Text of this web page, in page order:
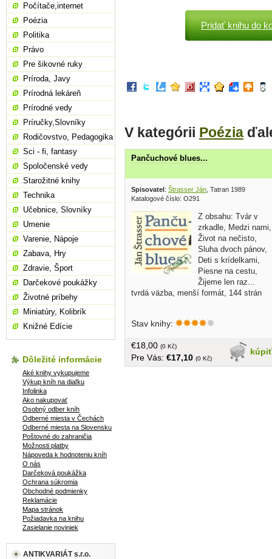
Pridať knihu do
V kategórii Poézia
Pančuchové blues...
Spisovatel: Štrasser Ján , Tatran 1989
Katalogové číslo: O291
Z obsahu: Tvár v
zrkadle, Medzi nami,
Život na nečisto,
Sluha dvoch pánov,
Deti s krídelkami,
Piesne na cestu,
Žijeme len raz...
tvrdá väzba, menší formát, 144 strán
Stav knihy:
kúpiť
€18,00 (0 Kč)
Pre Vás: €17,10 (0 Kč)
Počítače,internet
Poézia
Politika
Právo
Pre šikovné ruky
Príroda, Javy
Prírodná lekáreň
Prírodné vedy
Príručky,Slovníky
Rodičovstvo, Pedagogika
Sci - fi, fantasy
Spoločenské vedy
Starožitné knihy
Technika
Učebnice, Slovníky
Umenie
Varenie, Nápoje
Zabava, Hry
Zdravie, Šport
Darčekové poukážky
Životné príbehy
Miniatúry, Kolibrík
Knižné Edície
Dôležité informácie
Aké knihy vykupujeme
Výkup kníh na diaľku
Infolinka
Ako nakupovať
Osobný odber kníh
Odberné miesta v Čechách
Odberné miesta na Slovensku
Poštovné do zahraničia
Možnosti platby
Nápoveda k hodnoteniu kníh
O nás
Darčeková poukážka
Ochrana súkromia
Obchodné podmienky
Reklamácie
Mapa stránok
Požiadavka na knihu
Zasielanie noviniek
ANTIKVARIÁT s.r.o.